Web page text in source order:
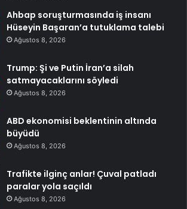
Ahbap soruşturmasında iş insanı
Hüseyin Başaran’a tutuklama talebi
Ağustos 8, 2026
Trump: Şi ve Putin İran’a silah
satmayacaklarını söyledi
Ağustos 8, 2026
ABD ekonomisi beklentinin altında
büyüdü
Ağustos 8, 2026
Trafikte ilginç anlar! Çuval patladı
paralar yola saçıldı
Ağustos 8, 2026